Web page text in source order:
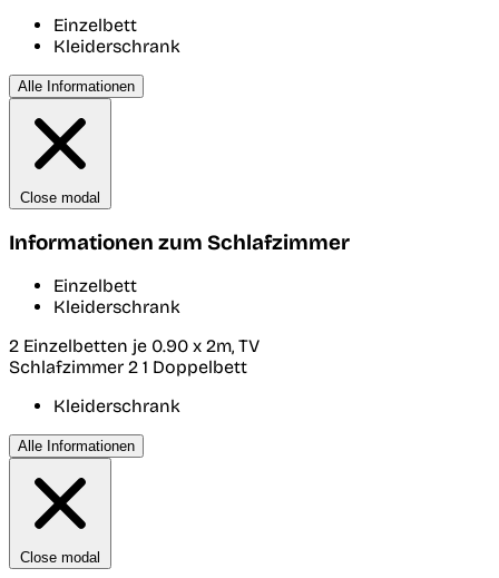
Einzelbett
Kleiderschrank
Alle Informationen
Close modal
Informationen zum Schlafzimmer
Einzelbett
Kleiderschrank
2 Einzelbetten je 0.90 x 2m, TV
Schlafzimmer 2 1 Doppelbett
Kleiderschrank
Alle Informationen
Close modal